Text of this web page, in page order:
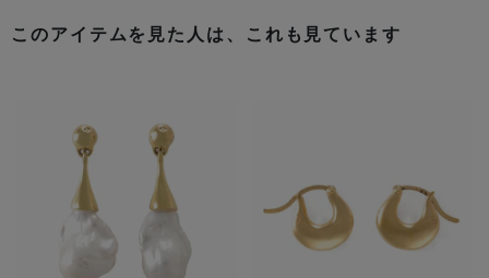
このアイテムを見た人は、これも見ています